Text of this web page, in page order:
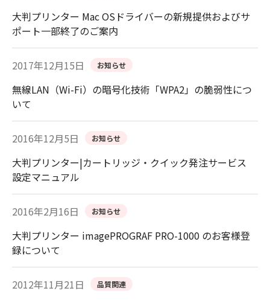
大判プリンター Mac OSドライバーの新規提供およびサ
ポート一部終了のご案内
2017年12月15日 お知らせ
無線LAN（Wi-Fi）の暗号化技術「WPA2」の脆弱性につ
いて
2016年12月5日 お知らせ
大判プリンター|カートリッジ・クイック発注サービス
設定マニュアル
2016年2月16日 お知らせ
大判プリンター imagePROGRAF PRO-1000 のお客様登
録について
2012年11月21日 品質関連